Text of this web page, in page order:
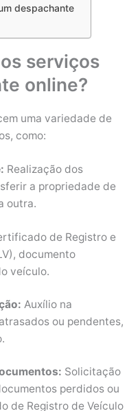
despachante
serviços
online?
uma variedade de
como:
Realização dos
a propriedade de
outra.
de Registro e
documento
veículo.
Auxílio na
ou pendentes,
Solicitação
perdidos ou
de Registro de Veículo